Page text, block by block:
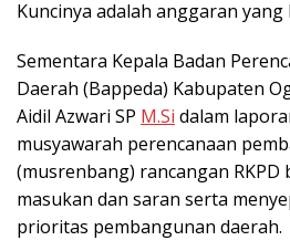
Kuncinya adalah anggaran yang
Sementara Kepala Badan
Daerah (Bappeda) Kabupaten
Aidil Azwari SP M.Si dalam
musyawarah perencanaan
(musrenbang) rancangan
masukan dan saran serta
prioritas pembangunan daerah.